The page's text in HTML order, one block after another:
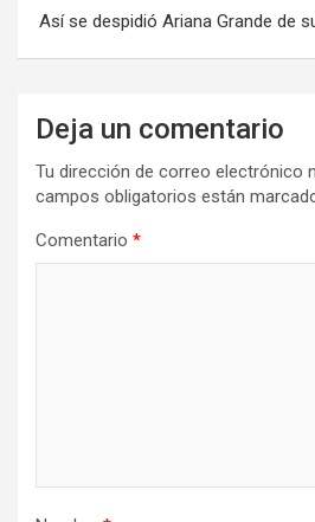
Así se despidió Ariana Grande de
Deja un comentario
Tu dirección de correo electrónico
campos obligatorios están
Comentario *